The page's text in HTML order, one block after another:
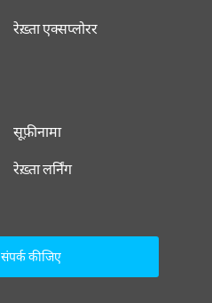
रेख़्ता एक्सप्लोरर
सूफ़ीनामा
रेख़्ता लर्निंग
संपर्क कीजिए